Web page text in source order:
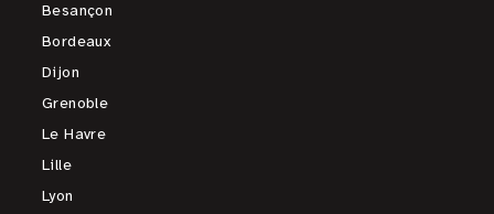
Besançon
Bordeaux
Dijon
Grenoble
Le Havre
Lille
Lyon